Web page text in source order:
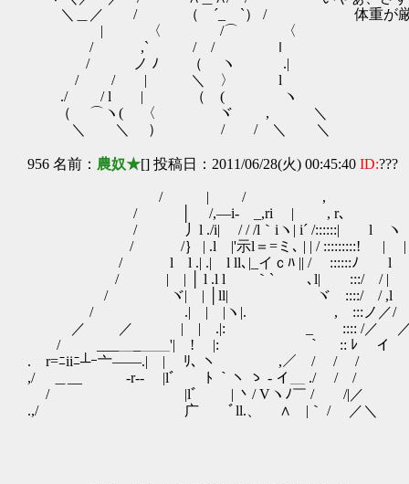
＼＿／ / （ ´_ゝ`） / 体重が厳しいぜ
| 〈 /⌒ 〈
/ ,` / / ｌ
/ ノ ﾉ （ ヽ .|
/ / | ＼ 〉 l
./ / l | （ ( ヽ
（ ⌒ヽ( 〈 ヾ , ＼
＼ ＼ ） / / ＼ ＼
956 名前： 農奴★[] 投稿日：2011/06/28(火) 00:45:40 ID:???
/ | / , 、
/ │ /,―i- _,ri | , r､ ヽ、
/ 丿l ./i| / / /l｀iヽ| i´ /::::::| l
/ /｝ | .l |'示l＝=ミ､ | | / :::::::::!
/ l l .| .| l ll､|_イｃﾊ || / ::::::ﾉ l
/ | | │ l .l l ｀` ､l| :::/ / | |
/ ヾ| | │ll|ゝ ヾ ::::/ /
/ .| | |ヽ|. , :::ノ／/ /
／ ／ | | .|: _ :::: /／ ／
/ ___＿_＿＿'| ! |: ｀ :: ﾚ イ
. r=ﾆiiﾆ┴ｰ亠――.| | ﾘ､ ヽ ,／ / / /
,/ ＿__ -r‐‐ |lﾞ ﾄ ｀ヽ ゝ - イ＿ ./ / /
/ |lﾞ | 丶/ Vヽﾉ￣ / /|／
.,/ 广 ﾞll.、 ∧ |｀ / ／＼